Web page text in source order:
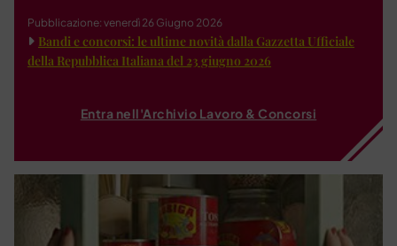
Pubblicazione: venerdì 26 Giugno 2026
Bandi e concorsi: le ultime novità dalla Gazzetta Ufficiale
della Repubblica Italiana del 23 giugno 2026
Entra nell'Archivio Lavoro & Concorsi